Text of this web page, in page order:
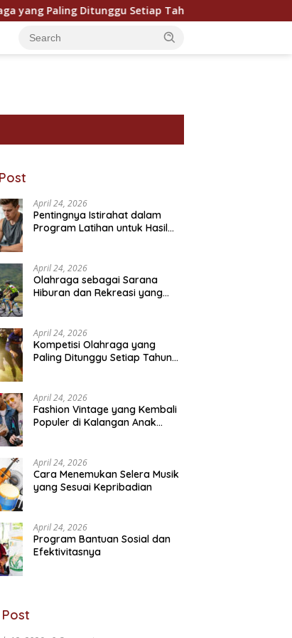
Paling Ditunggu Setiap Tahun oleh Penggemar Dunia
Sosial dan
Pentingnya Pendidikan
April 24, 2026
Pentingnya Istirahat dalam
Program Latihan untuk Hasil
April 24, 2026
Olahraga sebagai Sarana
Hiburan dan Rekreasi yang
April 24, 2026
Kompetisi Olahraga yang
Paling Ditunggu Setiap Tahun
April 24, 2026
Fashion Vintage yang Kembali
Populer di Kalangan Anak
April 24, 2026
Cara Menemukan Selera Musik
yang Sesuai Kepribadian
April 24, 2026
Program Bantuan Sosial dan
Efektivitasnya